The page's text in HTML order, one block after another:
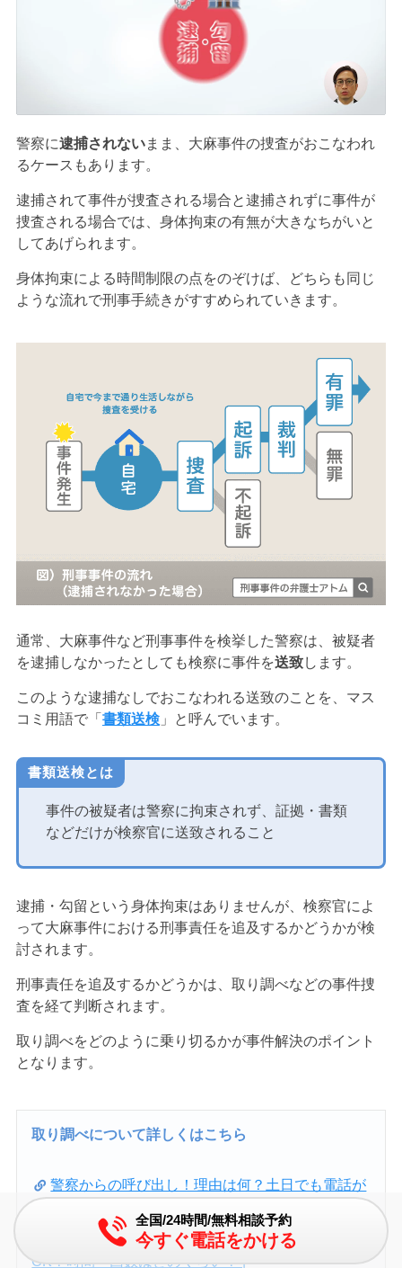
警察に逮捕されないまま、大麻事件の捜査がおこなわれ
るケースもあります。
逮捕されて事件が捜査される場合と逮捕されずに事件が
捜査される場合では、身体拘束の有無が大きなちがいと
してあげられます。
身体拘束による時間制限の点をのぞけば、どちらも同じ
ような流れで刑事手続きがすすめられていきます。
通常、大麻事件など刑事事件を検挙した警察は、被疑者
を逮捕しなかったとしても検察に事件を送致します。
このような逮捕なしでおこなわれる送致のことを、マス
コミ用語で「 書類送検」と呼んでいます。
書類送検とは
事件の被疑者は警察に拘束されず、証拠・書類
などだけが検察官に送致されること
逮捕・勾留という身体拘束はありませんが、検察官によ
って大麻事件における刑事責任を追及するかどうかが検
討されます。
刑事責任を追及するかどうかは、取り調べなどの事件捜
査を経て判断されます。
取り調べをどのように乗り切るかが事件解決のポイント
となります。
取り調べについて詳しくはこちら
警察からの呼び出し！理由は何？土日でも電話が
警察の取り調べは怖いのか｜録音は違法？嘘は
OK？時間・回数はどのくらい？ |
全国/24時間/無料相談予約
今すぐ電話をかける